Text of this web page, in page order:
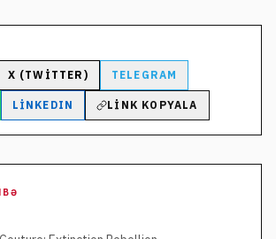
X (TWITTER) TELEGRAM
LINKEDIN LINK KOPYALA